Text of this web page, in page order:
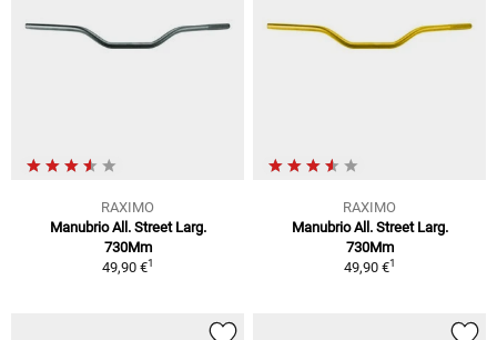
RAXIMO
Manubrio All. Street Larg.
730Mm
49,90 €1
RAXIMO
Manubrio All. Street Larg.
730Mm
49,90 €1